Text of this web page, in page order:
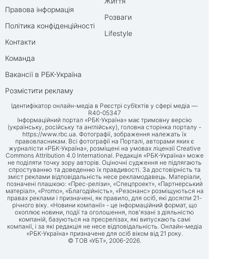
Правова інформація
Політика конфіденційності
Контакти
Команда
Вакансії в РБК-Україна
Розмістити рекламу
Розваги
Lifestyle
Ідентифікатор онлайн-медіа в Реєстрі суб’єктів у сфері медіа —
R40-05347
Інформаційний портал «РБК-Україна» має тримовну версію
(українську, російську та англійську), головна сторінка порталу -
https://www.rbc.ua. Фотографії, зображення належать їх
правовласникам. Всі фотографії на Порталі, авторами яких є
журналісти «РБК-Україна», розміщені на умовах ліцензії Creative
Commons Attribution 4.0 International. Редакція «РБК-Україна» може
не поділяти точку зору авторів. Оціночні судження не підлягають
спростуванню та доведенню їх правдивості. За достовірність та
зміст реклами відповідальність несе рекламодавець. Матеріали,
позначені плашкою: «Прес-релізи», «Спецпроект», «Партнерський
матеріал», «Promo», «Благодійність», «Резонанс» розміщуються на
правах реклами і призначені, як правило, для осіб, які досягли 21-
річного віку. «Новини компанії» - це інформаційний формат, що
охоплює новини, події та оголошення, пов'язані з діяльністю
компаній, базуються на пресрелізах, які випускають самі
компанії, і за які редакція не несе відповідальність. Онлайн-медіа
«РБК-Україна» призначене для осіб віком від 21 року.
© ТОВ «УБТ», 2006-2026.